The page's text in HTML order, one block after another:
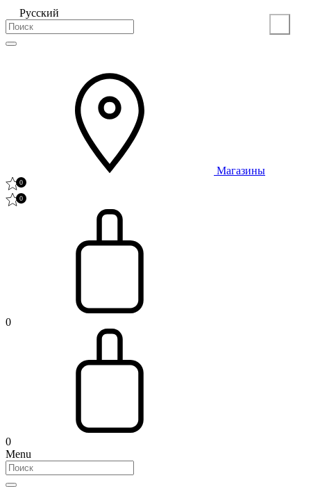
Русский
Магазины
0
0
0
0
Menu